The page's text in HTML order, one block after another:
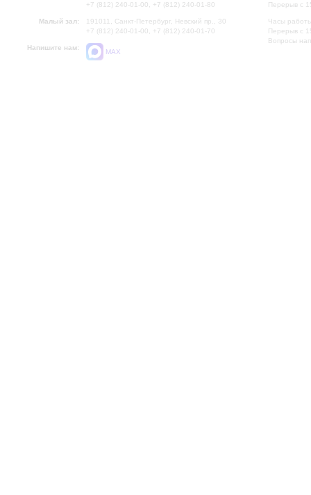
+7 (812) 240-01-00, +7 (812) 240-01-80
Малый зал:
191011, Санкт-Петербург, Невский пр., 30
+7 (812) 240-01-00, +7 (812) 240-01-70
Напишите нам:
MAX
Перерыв с
Часы
Перерыв с
Вопросы